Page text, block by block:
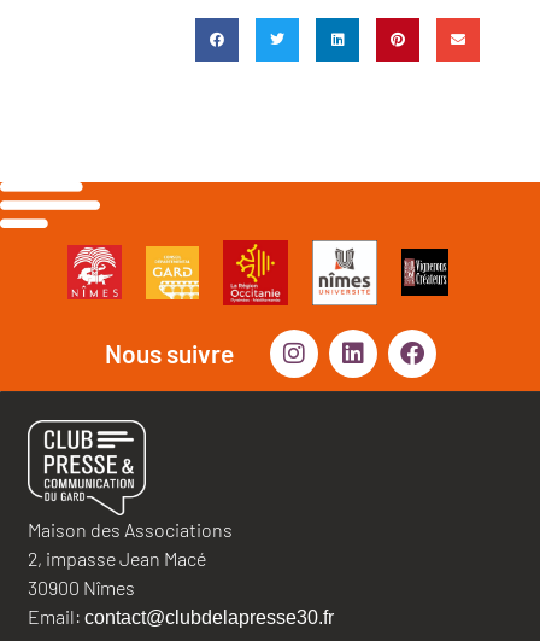
Nous suivre
Maison des Associations
2, impasse Jean Macé
30900 Nîmes
Email: contact@clubdelapresse30.fr